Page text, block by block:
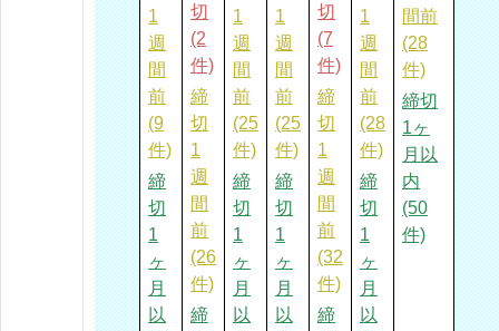
1
週
間
前
(9
件)
締
切
1
ヶ
月
以
切
(2
件)
締
切
1
週
間
前
(26
件)
締
1
週
間
前
(25
件)
締
切
1
ヶ
月
以
1
週
間
前
(25
件)
締
切
1
ヶ
月
以
切
(7
件)
締
切
1
週
間
前
(32
件)
締
1
週
間
前
(28
件)
締
切
1
ヶ
月
以
間前
(28
件)
締切
1ヶ
月以
内
(50
件)